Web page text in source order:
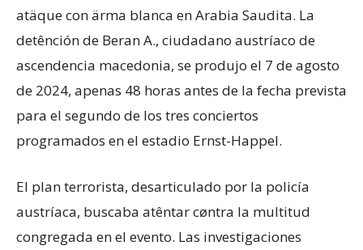
atäque con ärma blanca en Arabia Saudita. La
detênción de Beran A., ciudadano austríaco de
ascendencia macedonia, se produjo el 7 de agosto
de 2024, apenas 48 horas antes de la fecha prevista
para el segundo de los tres conciertos
programados en el estadio Ernst-Happel.
El plan terrorista, desarticulado por la policía
austríaca, buscaba atêntar cøntra la multitud
congregada en el evento. Las investigaciones